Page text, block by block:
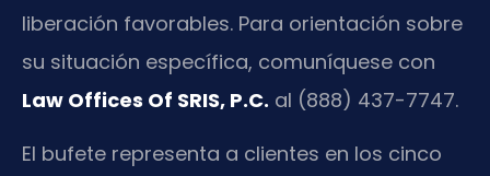
liberación favorables. Para orientación sobre
su situación específica, comuníquese con
Law Offices Of SRIS, P.C. al (888) 437-7747.
El bufete representa a clientes en los cinco